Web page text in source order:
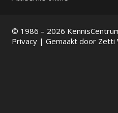
© 1986 – 2026
Privacy| Gemaakt door Zetti